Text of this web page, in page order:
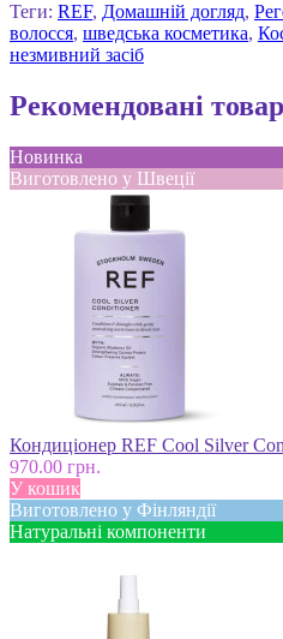
Теги: REF, Домашній догляд,
волосся, шведська косметика,
незмивний засіб
Рекомендовані
Новинка
Виготовлено у Швеції
Кондиціонер REF Cool Silver
970.00 грн.
У кошик
Виготовлено у Фінляндії
Натуральні компоненти